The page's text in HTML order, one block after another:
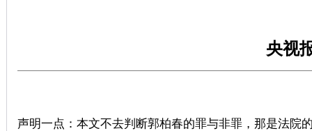
央视
声明一点：本文不去判断郭柏春的罪与非罪，那是法院